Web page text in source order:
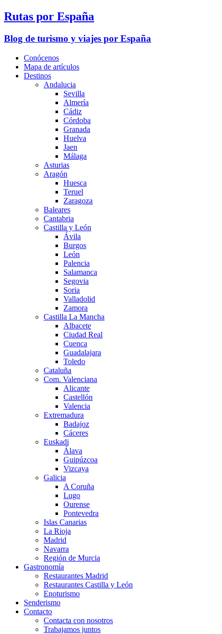
Rutas por España
Blog de turismo y viajes por España
Conócenos
Mapa de artículos
Destinos
Andalucia
Sevilla
Almería
Cádiz
Córdoba
Granada
Huelva
Jaen
Málaga
Asturias
Aragón
Huesca
Teruel
Zaragoza
Baleares
Cantabria
Castilla y León
Ávila
Burgos
León
Palencia
Salamanca
Segovia
Soria
Valladolid
Zamora
Castilla La Mancha
Albacete
Ciudad Real
Cuenca
Guadalajara
Toledo
Cataluña
Com. Valenciana
Alicante
Castellón
Valencia
Extremadura
Badajoz
Cáceres
Euskadi
Álava
Guipúzcoa
Vizcaya
Galicia
A Coruña
Lugo
Ourense
Pontevedra
Islas Canarias
La Rioja
Madrid
Navarra
Región de Murcia
Gastronomía
Restaurantes Madrid
Restaurantes Castilla y León
Enoturismo
Senderismo
Contacto
Contacta con nosotros
Trabajamos juntos